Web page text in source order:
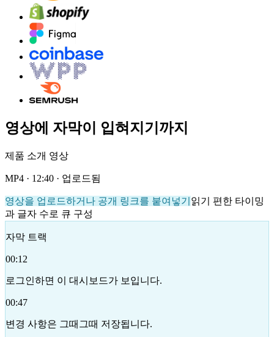
영상에 자막이 입혀지기까지
제품 소개 영상
MP4 · 12:40 · 업로드됨
영상을 업로드하거나 공개 링크를 붙여넣기 읽기 편한 타이밍
과 글자 수로 큐 구성
자막 트랙
00:12
로그인하면 이 대시보드가 보입니다.
00:47
변경 사항은 그때그때 저장됩니다.